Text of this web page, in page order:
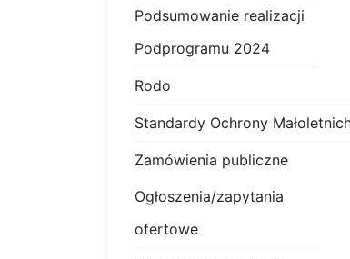
Podsumowanie realizacji
Podprogramu 2024
Rodo
Standardy Ochrony
Zamówienia publiczne
Ogłoszenia/zapytania
ofertowe